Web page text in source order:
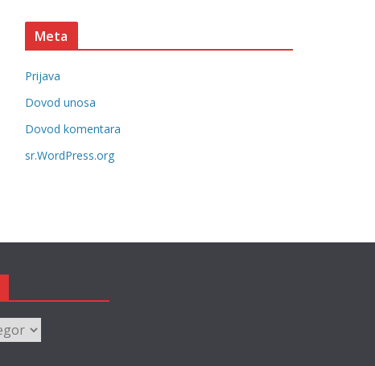
t
o
r
i
e
Meta
Prijava
Dovod unosa
Dovod komentara
sr.WordPress.org